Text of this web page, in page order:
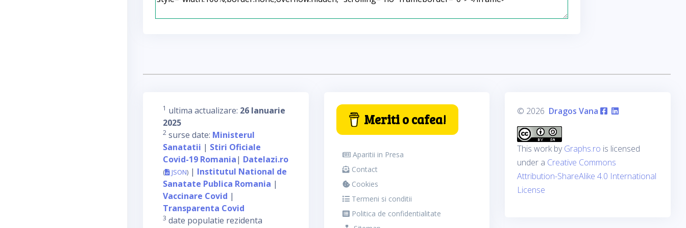
1 ultima actualizare: 26 Ianuarie
2025
2 surse date: Ministerul
Sanatatii | Stiri Oficiale
Covid-19 Romania| Datelazi.ro
( JSON) | Institutul National de
Sanatate Publica Romania |
Vaccinare Covid |
Transparenta Covid
3 date populatie rezidenta
Meriti o cafea!
Aparitii in Presa
Contact
Cookies
Termeni si conditii
Politica de confidentialitate
© 2026 Dragos Vana
This work byGraphs.ro is licensed
under a Creative Commons
Attribution-ShareAlike 4.0 International
License